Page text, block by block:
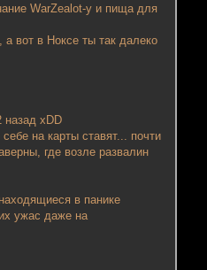
WarZealot-у и пища для
вот в Ноксе ты так далеко
назад xDD
на карты ставят... почти
где возле развалин
в панике
ужас даже на